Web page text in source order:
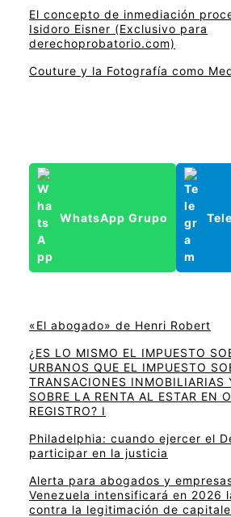
El concepto de inmediación
Isidoro Eisner (Exclusivo para
derechoprobatorio.com)
Couture y la Fotografía como
WhatsApp Grupo
«El abogado» de Henri Robert
¿ES LO MISMO EL IMPUESTO
URBANOS QUE EL IMPUESTO
TRANSACIONES INMOBILIARIAS
SOBRE LA RENTA AL ESTAR EN
REGISTRO? I
Philadelphia: cuando ejercer el
participar en la justicia
Alerta para abogados y
Venezuela intensificará en 2026
contra la legitimación de